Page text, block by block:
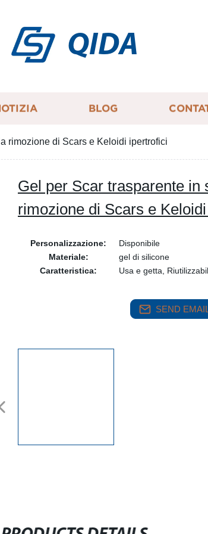
QIDA
BLOG
rimozione di Scars e Keloidi ipertrofici
Gel per Scar trasparente in
rimozione di Scars e
Personalizzazione:
Disponibile
Materiale:
gel di silicone
Caratteristica:
Usa e getta,
SEND